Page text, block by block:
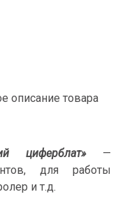
описание товара
циферблат»
—
для работы
и т.д.